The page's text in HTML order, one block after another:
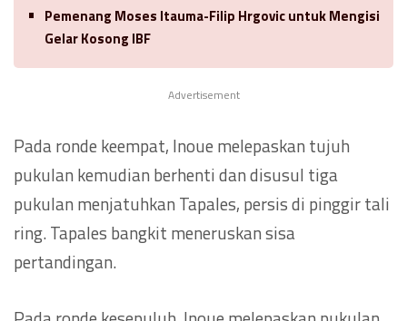
Pemenang Moses Itauma-Filip Hrgovic untuk Mengisi
Gelar Kosong IBF
Advertisement
Pada ronde keempat, Inoue melepaskan tujuh
pukulan kemudian berhenti dan disusul tiga
pukulan menjatuhkan Tapales, persis di pinggir tali
ring. Tapales bangkit meneruskan sisa
pertandingan.